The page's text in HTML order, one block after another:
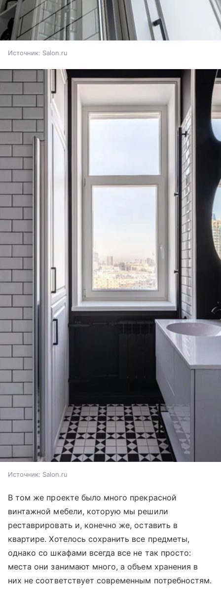
Источник: Salon.ru
Источник: Salon.ru
В том же проекте было много прекрасной
винтажной мебели, которую мы решили
реставрировать и, конечно же, оставить в
квартире. Хотелось сохранить все предметы,
однако со шкафами всегда все не так просто:
места они занимают много, а объем хранения в
них не соответствует современным потребностям.